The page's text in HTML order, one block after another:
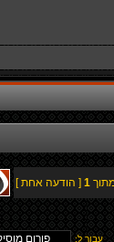
1 [ הודעה אחת ]
עבור ל: